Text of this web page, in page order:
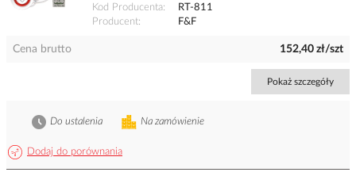
Kod Producenta
RT-811
Producent
F&F
Cena brutto 152,40 zł/szt
Pokaż szczegóły
Dodaj do porównania
Na zamówienie
Do ustalenia